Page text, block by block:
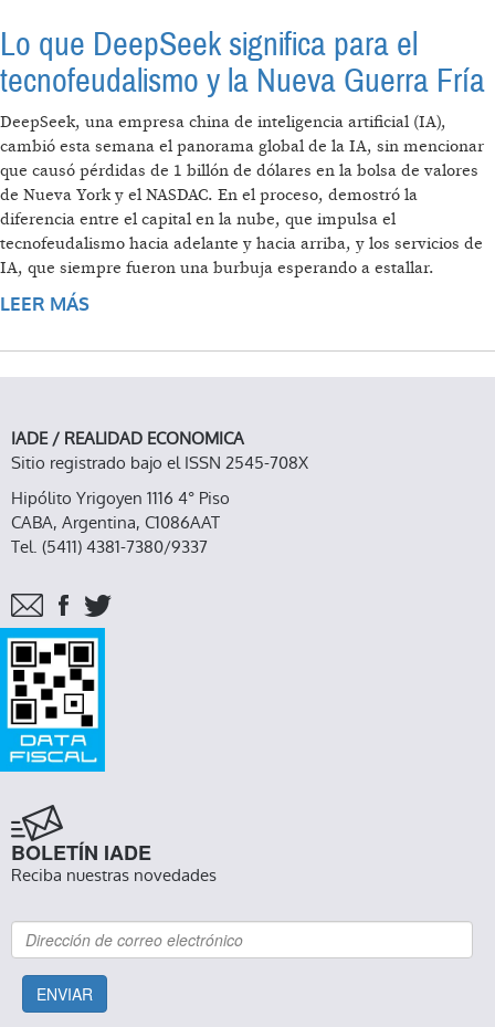
Lo que DeepSeek significa para el
tecnofeudalismo y la Nueva Guerra Fría
DeepSeek, una empresa china de inteligencia artificial (IA),
cambió esta semana el panorama global de la IA, sin mencionar
que causó pérdidas de 1 billón de dólares en la bolsa de valores
de Nueva York y el NASDAC. En el proceso, demostró la
diferencia entre el capital en la nube, que impulsa el
tecnofeudalismo hacia adelante y hacia arriba, y los servicios de
IA, que siempre fueron una burbuja esperando a estallar.
LEER MÁS
FRÍA
IADE / REALIDAD ECONOMICA
Sitio registrado bajo el ISSN 2545-708X
Hipólito Yrigoyen 1116 4° Piso
CABA, Argentina, C1086AAT
Tel. (5411) 4381-7380/9337
BOLETÍN IADE
Reciba nuestras novedades
ENVIAR